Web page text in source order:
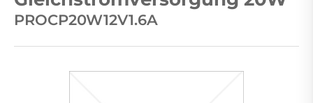
PROCP20W12V1.6A